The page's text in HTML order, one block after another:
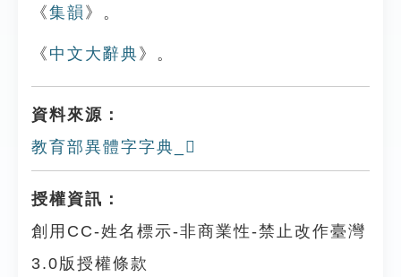
《集韻 》。
《 中文大辭典 》。
資料來源：
教育部異體字字典_𥍂
授權資訊：
創用CC-姓名標示-非商業性-禁止改作臺灣
3.0版授權條款